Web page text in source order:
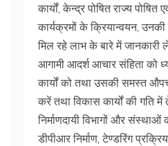
कार्यों, केन्द्र पोषित राज्य
कार्यक्रमों के क्रियान्वयन,
मिल रहे लाभ के बारे में जानकारी
आगामी आदर्श आचार संहिता को
कार्यों को तथा उसकी समस्त
करें तथा विकास कार्यों की गति
निर्माणदायी विभागों और संस्थाओं
डीपीआर निर्माण, टेण्डरिंग